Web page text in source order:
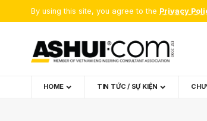
By using this site, you agree to the Privacy
HOME TIN TỨC / SỰ KIỆN